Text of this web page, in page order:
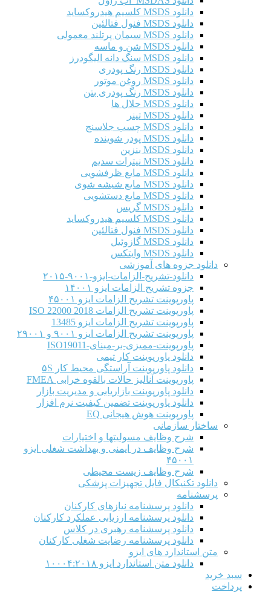
دانلود MSDS کلسیم هیدروکساید
دانلود MSDS فنول فتالئین
دانلود MSDS سیمان پرتلند معمولی
دانلود MSDS شن و ماسه
دانلود MSDS سنگ دانه الیگودرز
دانلود MSDS رنگ پودری
دانلود MSDS روغن موتور
دانلود MSDS رنگ پودری بتن
دانلود MSDS حلال ها
دانلود MSDS تینر
دانلود MSDS چسب جلاسنج
دانلود MSDS پودر شوینده
دانلود MSDS بنزین
دانلود MSDS نیترات سدیم
دانلود MSDS مایع ظرفشویی
دانلود MSDS مایع شیشه شوی
دانلود MSDS مایع دستشویی
دانلود MSDS گریس
دانلود MSDS کلسیم هیدروکساید
دانلود MSDS فنول فتالئین
دانلود MSDS گازوئیل
دانلود MSDS وایتکس
دانلود جزوه های آموزشی
دانلود-تشریح-الزامات-ایزو-۹۰۰۱-۲۰۱۵
جزوه تشریح الزامات ایزو ۱۴۰۰۱
پاورپوینت تشریح الزامات ایزو ۴۵۰۰۱
پاورپوینت تشریح الزامات ISO 22000 2018
پاورپوینت تشریح الزامات ایزو 13485
پاورپوینت تشریح الزامات ایزو ۹۰۰۱ و ۲۹۰۰۱
پاورپوینت-ممیزی-بر-مبنای-ISO19011
دانلود پاورپوینت کار تیمی
دانلود پاورپوینت آراستگی محیط کار ۵S
پاورپوینت آنالیز حالات بالقوه خرابی FMEA
دانلود پاورپوینت بازاریابی و مدیریت بازار
دانلود پاورپوینت تضمین کیفیت نرم افزار
پاورپوینت هوش هیجانی EQ
ساختار سازمانی
شرح وظايف مسوليتها و اختيارات
شرح وظایف در ایمنی و بهداشت شغلی ایزو
۴۵۰۰۱
شرح وظایف زیست محیطی
دانلود تکنیکال فایل تجهیزات پزشکی
پرسشنامه
دانلود پرسشنامه نیازهای کارکنان
دانلود پرسشنامه ارزیابی عملکرد کارکنان
دانلود پرسشنامه رهبری در کلاس
دانلود پرسشنامه رضایت شغلی کارکنان
متن استاندارد های ایزو
دانلود متن استاندارد ایزو ۱۰۰۰۴:۲۰۱۸
سبد خرید
پرداخت